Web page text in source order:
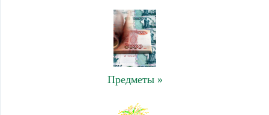
Предметы »